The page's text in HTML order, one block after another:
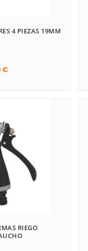
4 PIEZAS 19MM
€
RIEGO